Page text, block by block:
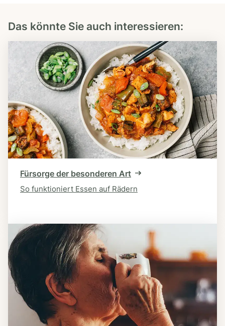
Das könnte Sie auch interessieren:
Fürsorge der besonderen Art
So funktioniert Essen auf Rädern